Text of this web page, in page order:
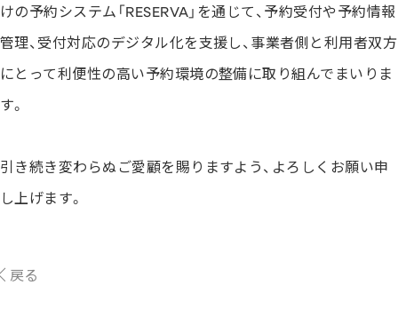
けの予約システム「RESERVA」を通じて、予約受付や予約情報
管理、受付対応のデジタル化を支援し、事業者側と利用者双方
にとって利便性の高い予約環境の整備に取り組んでまいりま
す。
引き続き変わらぬご愛顧を賜りますよう、よろしくお願い申
し上げます。
戻る